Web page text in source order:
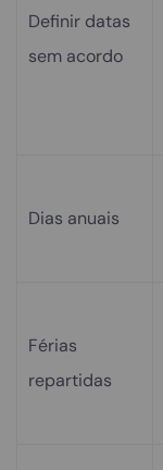
Definir datas
sem acordo
Dias anuais
Férias
repartidas